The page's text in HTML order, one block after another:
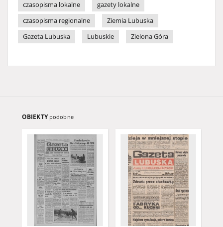
czasopisma lokalne
gazety lokalne
czasopisma regionalne
Ziemia Lubuska
Gazeta Lubuska
Lubuskie Zielona Góra
OBIEKTY podobne